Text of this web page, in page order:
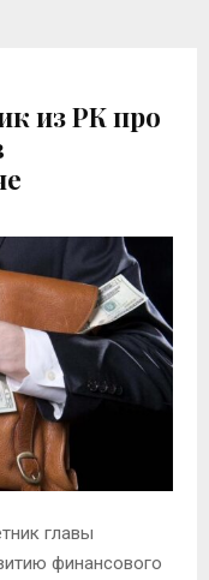
из РК про
главы
финансового